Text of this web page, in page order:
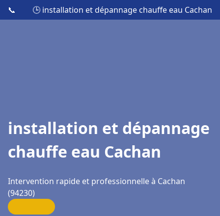
📞 🕒 installation et dépannage chauffe eau Cachan
installation et dépannage
chauffe eau Cachan
Intervention rapide et professionnelle à Cachan
(94230)